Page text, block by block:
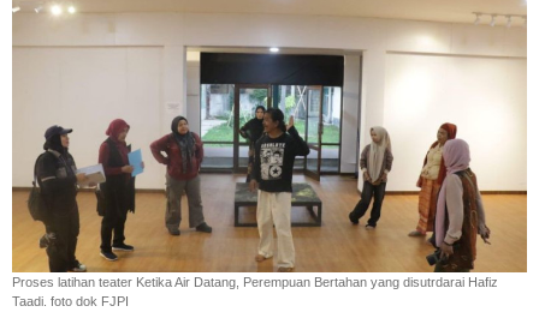
Proses latihan teater Ketika Air Datang, Perempuan Bertahan yang disutrdarai Hafiz
Taadi. foto dok FJPI